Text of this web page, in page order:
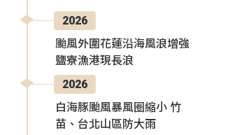
2026
颱風外圍花蓮沿海風浪增強
鹽寮漁港現長浪
2026
白海豚颱風暴風圈縮小 竹
苗、台北山區防大雨